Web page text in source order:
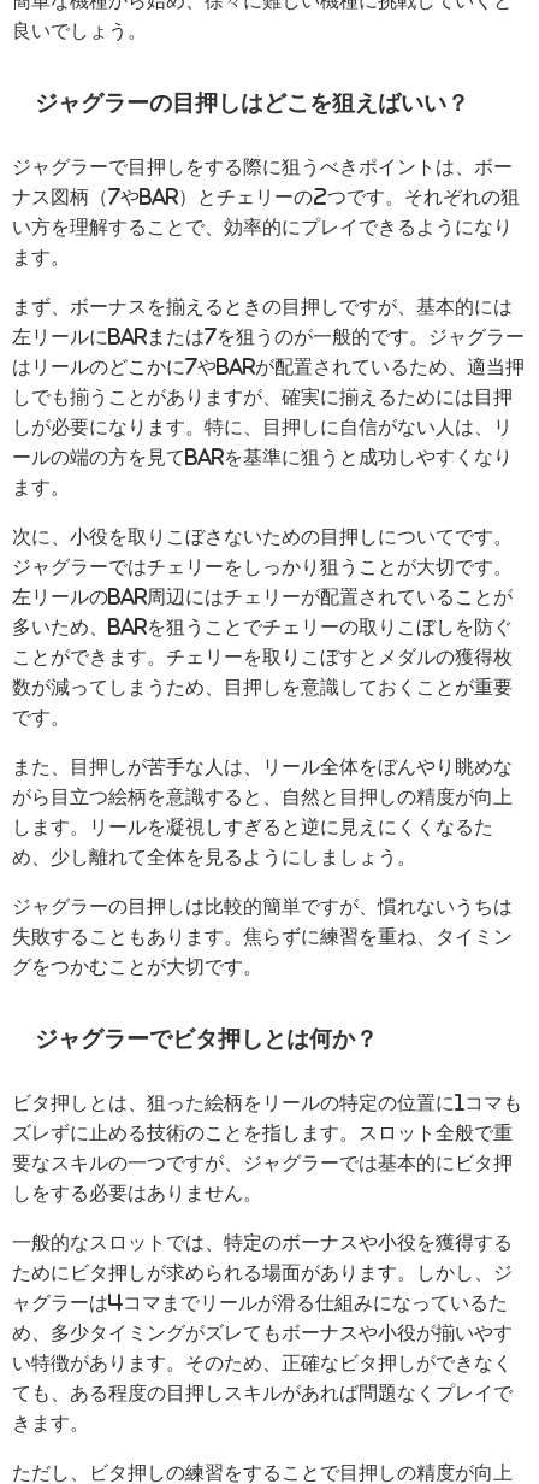
良いでしょう。
ジャグラーの目押しはどこを狙えばいい？
ジャグラーで目押しをする際に狙うべきポイントは、ボー
ナス図柄（7やBAR）とチェリーの2つです。それぞれの狙
い方を理解することで、効率的にプレイできるようになり
ます。
まず、ボーナスを揃えるときの目押しですが、基本的には
左リールにBARまたは7を狙うのが一般的です。ジャグラー
はリールのどこかに7やBARが配置されているため、適当押
しでも揃うことがありますが、確実に揃えるためには目押
しが必要になります。特に、目押しに自信がない人は、リ
ールの端の方を見てBARを基準に狙うと成功しやすくなり
ます。
次に、小役を取りこぼさないための目押しについてです。
ジャグラーではチェリーをしっかり狙うことが大切です。
左リールのBAR周辺にはチェリーが配置されていることが
多いため、BARを狙うことでチェリーの取りこぼしを防ぐ
ことができます。チェリーを取りこぼすとメダルの獲得枚
数が減ってしまうため、目押しを意識しておくことが重要
です。
また、目押しが苦手な人は、リール全体をぼんやり眺めな
がら目立つ絵柄を意識すると、自然と目押しの精度が向上
します。リールを凝視しすぎると逆に見えにくくなるた
め、少し離れて全体を見るようにしましょう。
ジャグラーの目押しは比較的簡単ですが、慣れないうちは
失敗することもあります。焦らずに練習を重ね、タイミン
グをつかむことが大切です。
ジャグラーでビタ押しとは何か？
ビタ押しとは、狙った絵柄をリールの特定の位置に1コマも
ズレずに止める技術のことを指します。スロット全般で重
要なスキルの一つですが、ジャグラーでは基本的にビタ押
しをする必要はありません。
一般的なスロットでは、特定のボーナスや小役を獲得する
ためにビタ押しが求められる場面があります。しかし、ジ
ャグラーは4コマまでリールが滑る仕組みになっているた
め、多少タイミングがズレてもボーナスや小役が揃いやす
い特徴があります。そのため、正確なビタ押しができなく
ても、ある程度の目押しスキルがあれば問題なくプレイで
きます。
ただし、ビタ押しの練習をすることで目押しの精度が向上